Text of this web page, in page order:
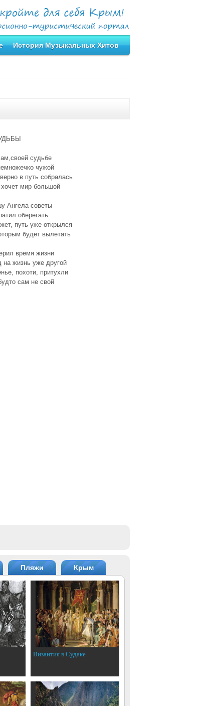
История Музыкальных Хитов
судьбе
чужой
в путь собралась
хочет мир большой
Ангела советы
оберегать
путь уже открылся
будет вылетать
время жизни
на жизнь уже другой
похоти, притухли
сам не свой
Пляжи Крым
Византия в Судаке